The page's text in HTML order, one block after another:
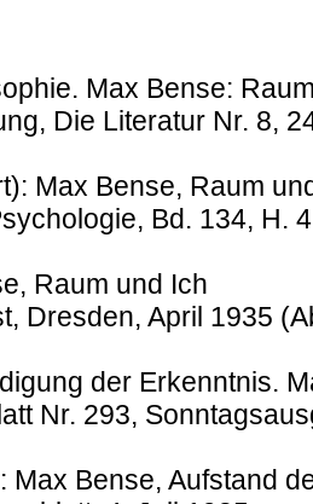
Max Bense:
Die Literatur Nr. 8,
Max Bense, Raum
Bd. 134, H.
Raum und Ich
Dresden, April 1935
der Erkenntnis.
Nr. 293,
Max Bense, Aufstand